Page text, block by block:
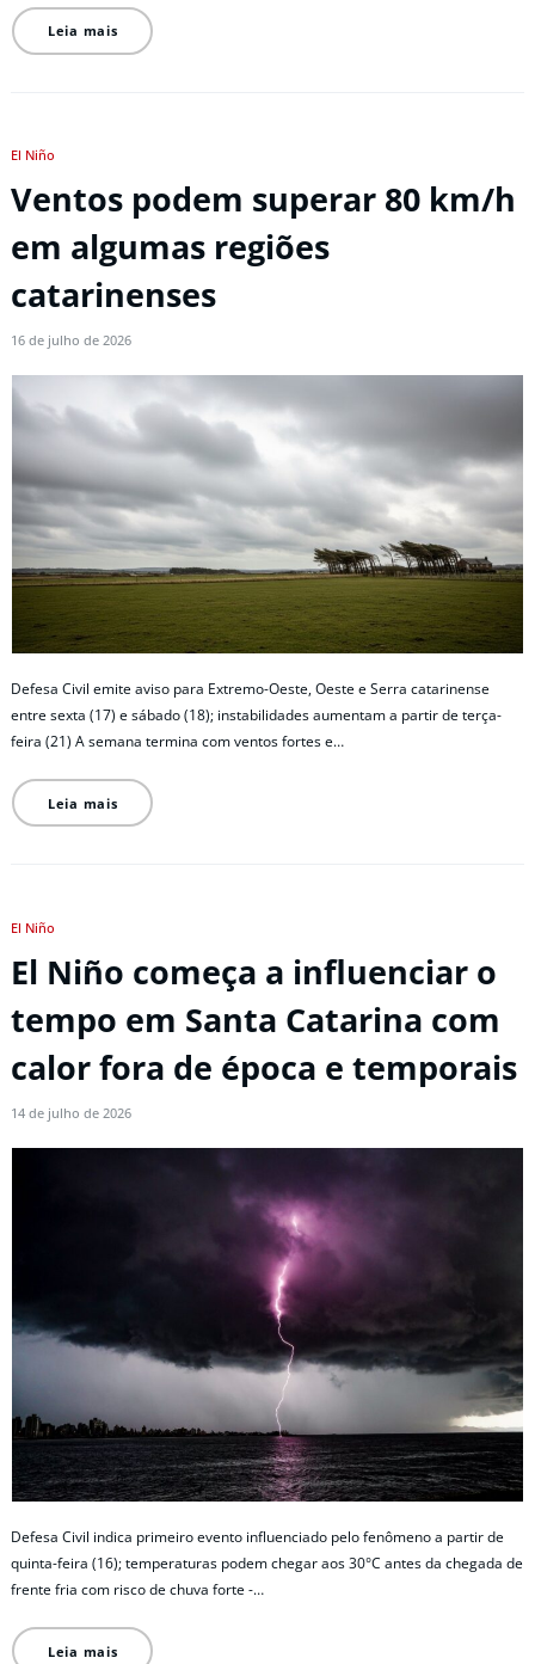
Leia mais
El Niño
Ventos podem superar 80 km/h
em algumas regiões
catarinenses
16 de julho de 2026
Defesa Civil emite aviso para Extremo-Oeste, Oeste e Serra catarinense
entre sexta (17) e sábado (18); instabilidades aumentam a partir de terça-
feira (21) A semana termina com ventos fortes e…
Leia mais
El Niño
El Niño começa a influenciar o
tempo em Santa Catarina com
calor fora de época e temporais
14 de julho de 2026
Defesa Civil indica primeiro evento influenciado pelo fenômeno a partir de
quinta-feira (16); temperaturas podem chegar aos 30°C antes da chegada de
frente fria com risco de chuva forte -…
Leia mais